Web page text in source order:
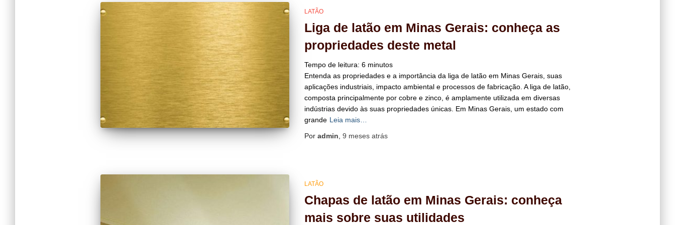
LATÃO
Liga de latão em Minas Gerais: conheça as
propriedades deste metal
Tempo de leitura: 6 minutos
Entenda as propriedades e a importância da liga de latão em Minas Gerais, suas
aplicações industriais, impacto ambiental e processos de fabricação. A liga de latão,
composta principalmente por cobre e zinco, é amplamente utilizada em diversas
indústrias devido às suas propriedades únicas. Em Minas Gerais, um estado com
grande Leia mais…
Por admin 9 mesesatrás
LATÃO
Chapas de latão em Minas Gerais: conheça
mais sobre suas utilidades